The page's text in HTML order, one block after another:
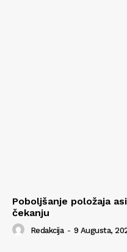
Poboljšanje položaja
čekanju
Redakcija - 9 Augusta,